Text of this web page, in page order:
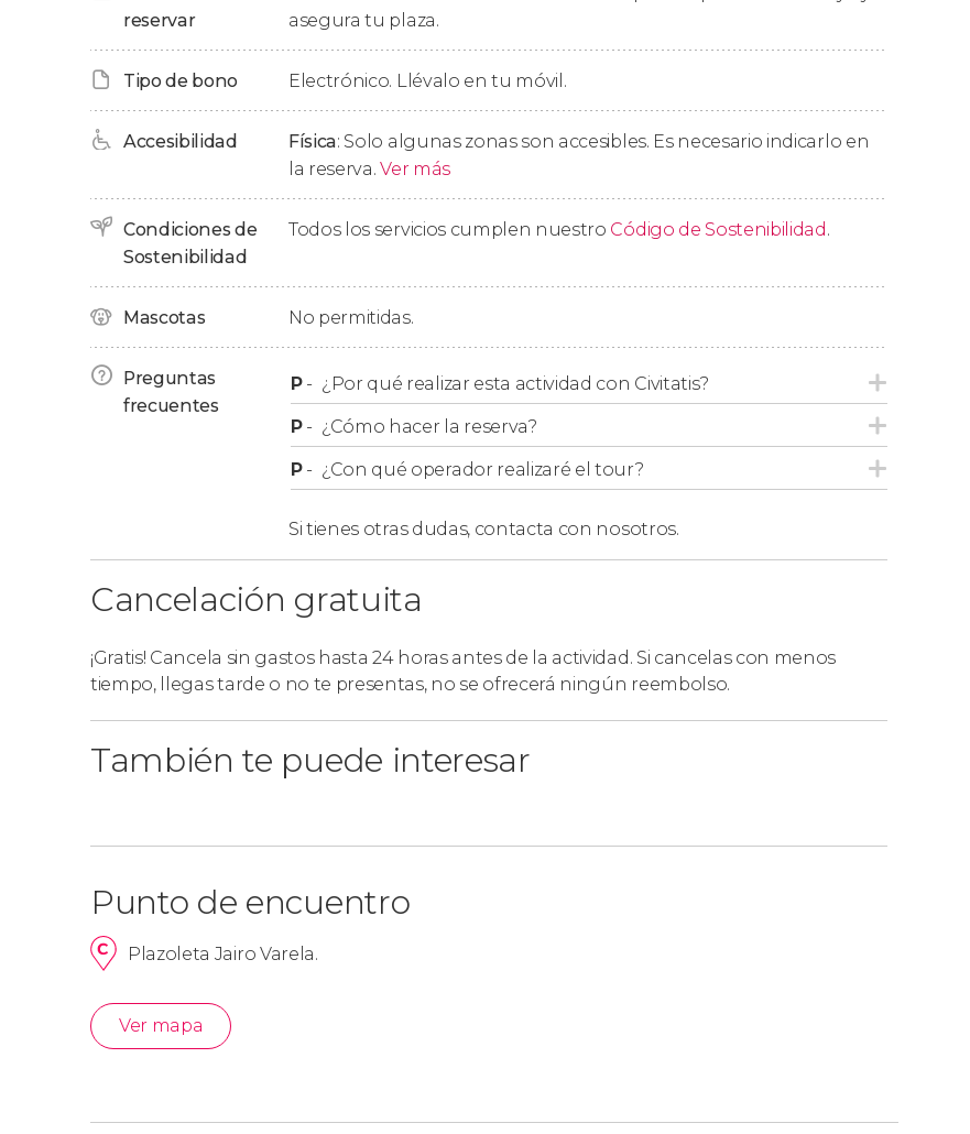
reservar
asegura tu plaza.
Tipo de bono Electrónico. Llévalo en tu móvil.
Accesibilidad Física: Solo algunas zonas son accesibles. Es necesario indicarlo en
la reserva.Ver más
Condiciones de
Sostenibilidad
Todos los servicios cumplen nuestro Código de Sostenibilidad .
Mascotas No permitidas.
Preguntas
frecuentes
P- ¿Por qué realizar esta actividad con Civitatis?
P- ¿Cómo hacer la reserva?
P- ¿Con qué operador realizaré el tour?
Si tienes otras dudas, contacta con nosotros.
Cancelación gratuita
¡Gratis! Cancela sin gastos hasta 24 horas antes de la actividad. Si cancelas con menos
tiempo, llegas tarde o no te presentas, no se ofrecerá ningún reembolso.
También te puede interesar
Punto de encuentro
Plazoleta Jairo Varela.
Ver mapa